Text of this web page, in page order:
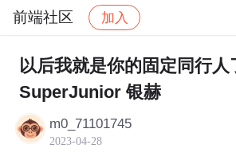
前端社区 加入
社区 前端社区 感慨 帖子
以后我就是你的固定同行
SuperJunior 银赫
m0_71101745
2023-04-28